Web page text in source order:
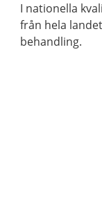
I nationella
från hela
behandling.